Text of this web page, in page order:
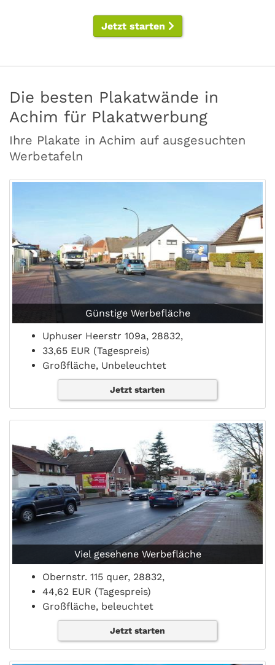
Jetzt starten
Die besten Plakatwände in
Achim für Plakatwerbung
Ihre Plakate in Achim auf ausgesuchten
Werbetafeln
Günstige Werbefläche
Uphuser Heerstr 109a, 28832,
33,65 EUR (Tagespreis)
Großfläche, Unbeleuchtet
Jetzt starten
Viel gesehene Werbefläche
Obernstr. 115 quer, 28832,
44,62 EUR (Tagespreis)
Großfläche, beleuchtet
Jetzt starten